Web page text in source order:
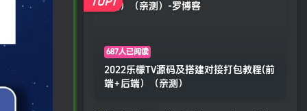
687人已阅读
2022乐檬TV源码及搭建对接打包教程(前
端+后端）（亲测）